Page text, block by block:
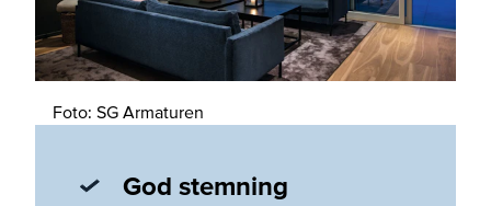
Foto: SG Armaturen
God stemning